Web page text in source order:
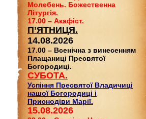
Молебень. Божественна
Літургія.
17.00 – Акафіст.
П’ЯТНИЦЯ.
14.08.2026
17.00 – Всенічна з винесенням
Плащаниці Пресвятої
Богородиці.
СУБОТА.
Успіння Пресвятої Владичиці
нашої Богородиці і
Приснодіви Марії.
15.08.2026